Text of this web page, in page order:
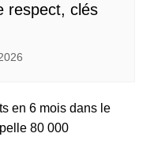
respect, clés